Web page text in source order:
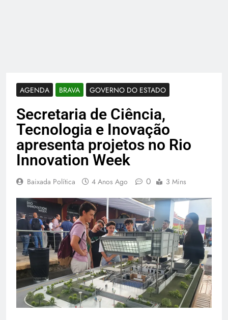
AGENDA BRAVA GOVERNO DO ESTADO
Secretaria de Ciência,
Tecnologia e Inovação
apresenta projetos no Rio
Innovation Week
Baixada Política 4 Anos Ago 0 3 Mins